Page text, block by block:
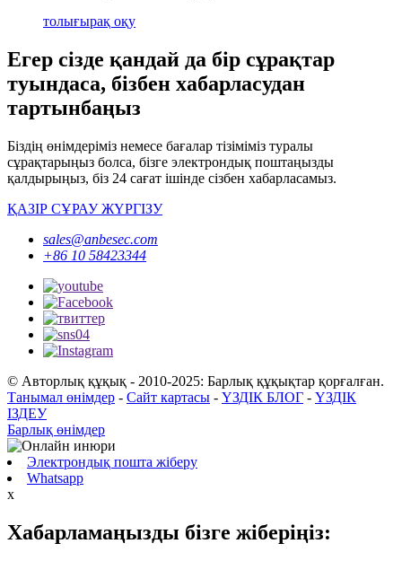
толығырақ оқу
Егер сізде қандай да бір сұрақтар
туындаса, бізбен хабарласудан
тартынбаңыз
Біздің өнімдеріміз немесе бағалар тізіміміз туралы
сұрақтарыңыз болса, бізге электрондық поштаңызды
қалдырыңыз, біз 24 сағат ішінде сізбен хабарласамыз.
ҚАЗІР СҰРАУ ЖҮРГІЗУ
sales@anbesec.com
+86 10 58423344
© Авторлық құқық - 2010-2025: Барлық құқықтар қорғалған.
Танымал өнімдер - Сайт картасы - ҮЗДІК БЛОГ - ҮЗДІК
ІЗДЕУ
Барлық өнімдер
Электрондық пошта жіберу
Whatsapp
x
Хабарламаңызды бізге жіберіңіз: